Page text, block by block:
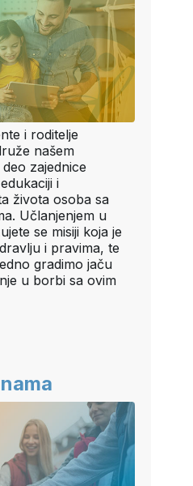
i roditelje
našem
zajednice
i
života osoba sa
Učlanjenjem u
se misiji koja je
i pravima, te
gradimo jaču
u borbi sa ovim